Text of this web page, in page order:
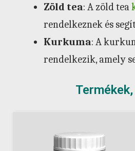
Zöld tea: A zöld tea
rendelkeznek és
Kurkuma: A
rendelkezik, amely